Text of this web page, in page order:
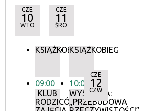
CZE
10
WTO
KSIĄŻKOBIEG
09:00
KLUB
RODZICÓW:
CZE
11
ŚRO
KSIĄŻKOBIEG
10:00
WYSTAWA:
„PRZEBUDOWA
CZE
12
CZW